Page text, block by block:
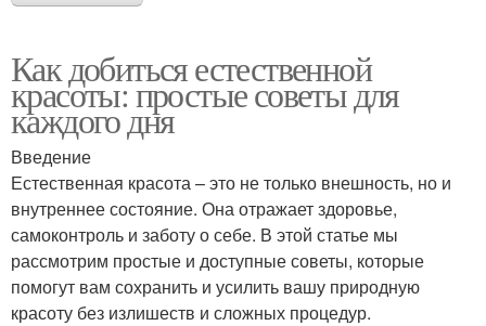
Как добиться естественной
красоты: простые советы для
каждого дня
Введение
Естественная красота – это не только внешность, но и
внутреннее состояние. Она отражает здоровье,
самоконтроль и заботу о себе. В этой статье мы
рассмотрим простые и доступные советы, которые
помогут вам сохранить и усилить вашу природную
красоту без излишеств и сложных процедур.